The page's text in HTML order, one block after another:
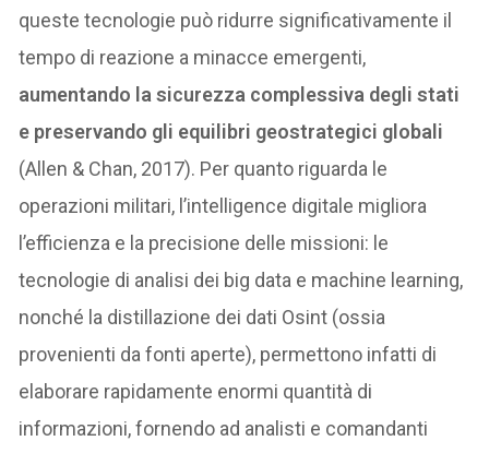
queste tecnologie può ridurre significativamente il
tempo di reazione a minacce emergenti,
aumentando la sicurezza complessiva degli stati
e preservando gli equilibri geostrategici globali
(Allen & Chan, 2017). Per quanto riguarda le
operazioni militari, l’intelligence digitale migliora
l’efficienza e la precisione delle missioni: le
tecnologie di analisi dei big data e machine learning,
nonché la distillazione dei dati Osint (ossia
provenienti da fonti aperte), permettono infatti di
elaborare rapidamente enormi quantità di
informazioni, fornendo ad analisti e comandanti